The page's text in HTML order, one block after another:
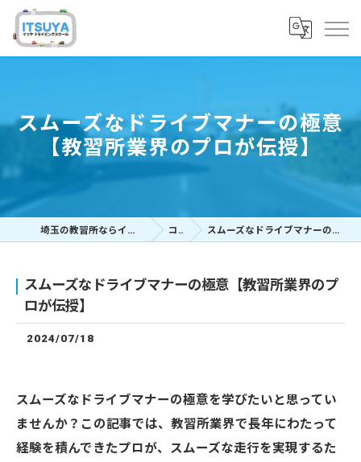
スムーズなドライブマナーの極意
【教習所業界のプロが伝授】
埼玉の教習所ならイツヤドライビングスクール コラム スムーズなドライブマナーの極意【教習所業界のプロが伝授】
スムーズなドライブマナーの極意【教習所業界のプ
ロが伝授】
2024/07/18
スムーズなドライブマナーの極意を学びたいと思ってい
ませんか？この記事では、教習所業界で長年にわたって
経験を積んできたプロが、スムーズな走行を実現するた